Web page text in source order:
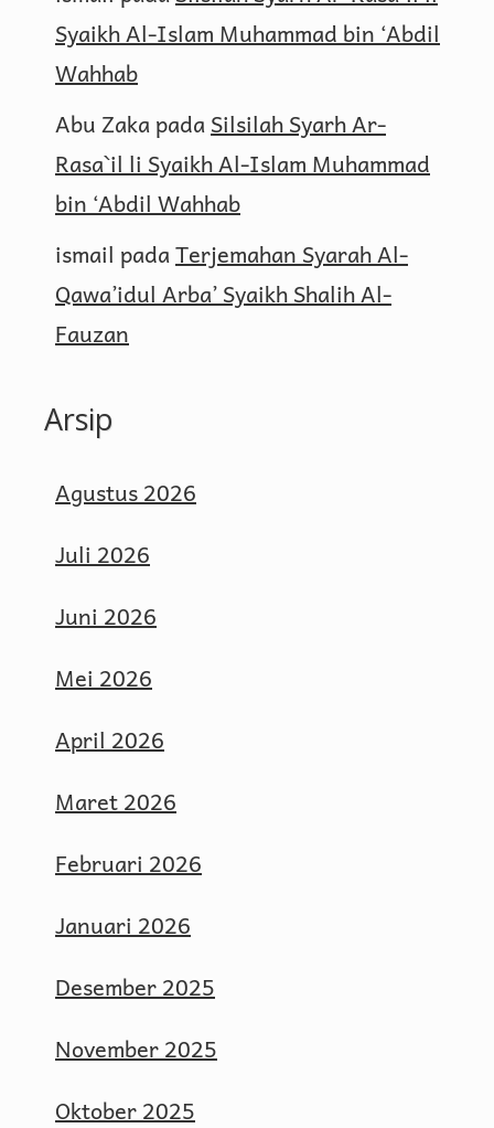
Syaikh Al-Islam Muhammad bin ‘Abdil
Wahhab
Abu ZakapadaSilsilah Syarh Ar-
Rasa`il li Syaikh Al-Islam Muhammad
bin ‘Abdil Wahhab
ismail padaTerjemahan Syarah Al-
Qawa’idul Arba’ Syaikh Shalih Al-
Fauzan
Arsip
Agustus 2026
Juli 2026
Juni 2026
Mei 2026
April 2026
Maret 2026
Februari 2026
Januari 2026
Desember 2025
November 2025
Oktober 2025